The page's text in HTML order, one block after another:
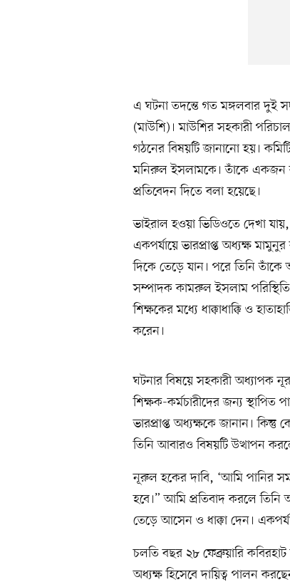
এ ঘটনা তদন্তে গত মঙ্গলবার দুই
(মাউশি)। মাউশির সহকারী
গঠনের বিষয়টি জানানো হয়।
মনিরুল ইসলামকে। তাঁকে একজন
প্রতিবেদন দিতে বলা হয়েছে।
ভাইরাল হওয়া ভিডিওতে দেখা
একপর্যায়ে ভারপ্রাপ্ত অধ্যক্ষ
দিকে তেড়ে যান। পরে তিনি
সম্পাদক কামরুল ইসলাম পরিস্থিতি
শিক্ষকের মধ্যে ধাক্কাধাক্কি ও
করেন।
ঘটনার বিষয়ে সহকারী
শিক্ষক-কর্মচারীদের জন্য স্থাপিত
ভারপ্রাপ্ত অধ্যক্ষকে জানান।
তিনি আবারও বিষয়টি উত্থাপন
নূরুল হকের দাবি, ‘আমি পানির
হবে।” আমি প্রতিবাদ করলে
তেড়ে আসেন ও ধাক্কা দেন।
চলতি বছর ২৮ ফেব্রুয়ারি
অধ্যক্ষ হিসেবে দায়িত্ব পালন